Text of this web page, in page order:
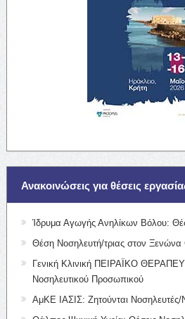
Ανακοινώσεις για θέσεις
Ίδρυμα Αγωγής Ανηλίκων Βόλου:
Θέση Νοσηλευτή/τριας στον
Γενική Κλινική ΠΕΙΡΑΪΚΟ
Νοσηλευτικού Προσωπικού
ΑμΚΕ ΙΑΣΙΣ: Ζητούνται Νοσηλευτές/